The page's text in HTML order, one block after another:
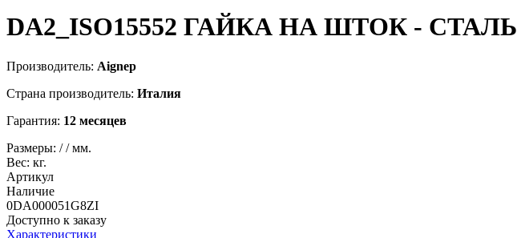
DA2_ISO15552 ГАЙКА НА ШТОК - СТАЛЬ
Производитель: Aignep
Страна производитель: Италия
Гарантия: 12 месяцев
Размеры: //мм.
Вес: кг.
Артикул
Наличие
0DA000051G8ZI
Доступно к заказу
Характеристики